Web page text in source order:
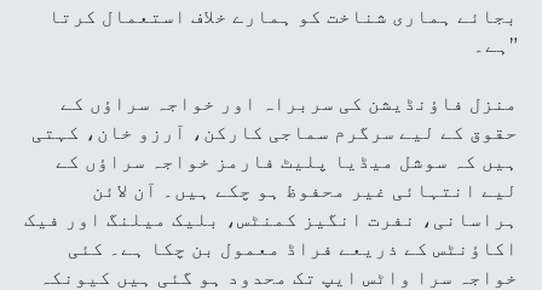
بجائے ہماری شناخت کو ہمارے خلاف استعمال کرتا
ہے۔”
منزل فاؤنڈیشن کی سربراہ اور خواجہ سراؤں کے
حقوق کے لیے سرگرم سماجی کارکن، آرزو خان، کہتی
ہیں کہ سوشل میڈیا پلیٹ فارمز خواجہ سراؤں کے
لیے انتہائی غیر محفوظ ہو چکے ہیں۔ آن لائن
ہراسانی، نفرت انگیز کمنٹس، بلیک میلنگ اور فیک
اکاؤنٹس کے ذریعے فراڈ معمول بن چکا ہے۔ کئی
خواجہ سرا واٹس ایپ تک محدود ہو گئی ہیں کیونکہ